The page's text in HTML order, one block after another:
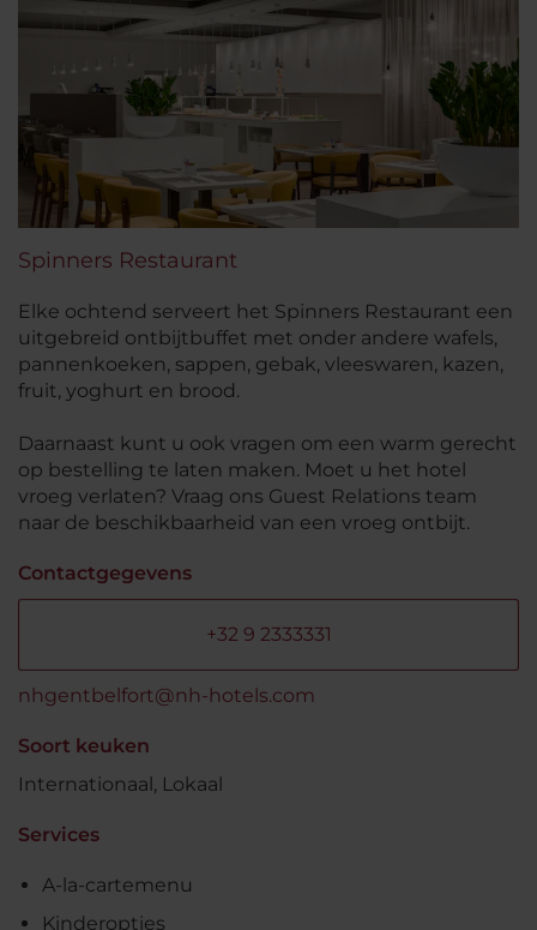
Spinners Restaurant
Elke ochtend serveert het Spinners Restaurant een
uitgebreid ontbijtbuffet met onder andere wafels,
pannenkoeken, sappen, gebak, vleeswaren, kazen,
fruit, yoghurt en brood.
Daarnaast kunt u ook vragen om een warm gerecht
op bestelling te laten maken. Moet u het hotel
vroeg verlaten? Vraag ons Guest Relations team
naar de beschikbaarheid van een vroeg ontbijt.
Contactgegevens
+32 9 2333331
nhgentbelfort@nh-hotels.com
Soort keuken
Internationaal, Lokaal
Services
A-la-cartemenu
Kinderopties